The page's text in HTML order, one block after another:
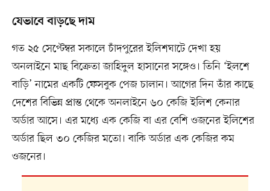
যেভাবে বাড়ছে দাম
গত ২৫ সেপ্টেম্বর সকালে চাঁদপুরের ইলিশঘাটে দেখা হয়
অনলাইনে মাছ বিক্রেতা জাহিদুল হাসানের সঙ্গেও। তিনি ‘ইলশে
বাড়ি’ নামের একটি ফেসবুক পেজ চালান। আগের দিন তাঁর কাছে
দেশের বিভিন্ন প্রান্ত থেকে অনলাইনে ৬০ কেজি ইলিশ কেনার
অর্ডার আসে। এর মধ্যে এক কেজি বা এর বেশি ওজনের ইলিশের
অর্ডার ছিল ৩০ কেজির মতো। বাকি অর্ডার এক কেজির কম
ওজনের।